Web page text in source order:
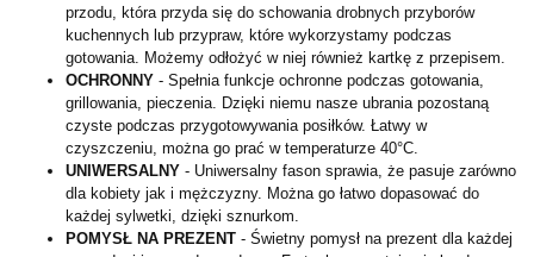
przodu, która przyda się do schowania drobnych przyborów
kuchennych lub przypraw, które wykorzystamy podczas
gotowania. Możemy odłożyć w niej również kartkę z przepisem.
OCHRONNY - Spełnia funkcje ochronne podczas gotowania,
grillowania, pieczenia. Dzięki niemu nasze ubrania pozostaną
czyste podczas przygotowywania posiłków. Łatwy w
czyszczeniu, można go prać w temperaturze 40°C.
UNIWERSALNY - Uniwersalny fason sprawia, że pasuje zarówno
dla kobiety jak i mężczyzny. Można go łatwo dopasować do
każdej sylwetki, dzięki sznurkom.
POMYSŁ NA PREZENT - Świetny pomysł na prezent dla każdej